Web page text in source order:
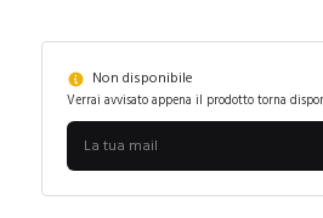
Non disponibile
Verrai avvisato appena il prodotto torna